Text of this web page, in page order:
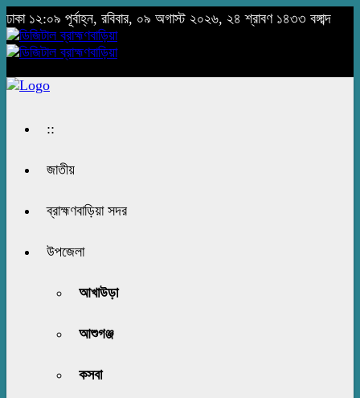
ঢাকা ১২:০৯ পূর্বাহ্ন, রবিবার, ০৯ অগাস্ট ২০২৬, ২৪ শ্রাবণ ১৪৩৩ বঙ্গাব্দ
::
জাতীয়
ব্রাহ্মণবাড়িয়া সদর
উপজেলা
আখাউড়া
আশুগঞ্জ
কসবা